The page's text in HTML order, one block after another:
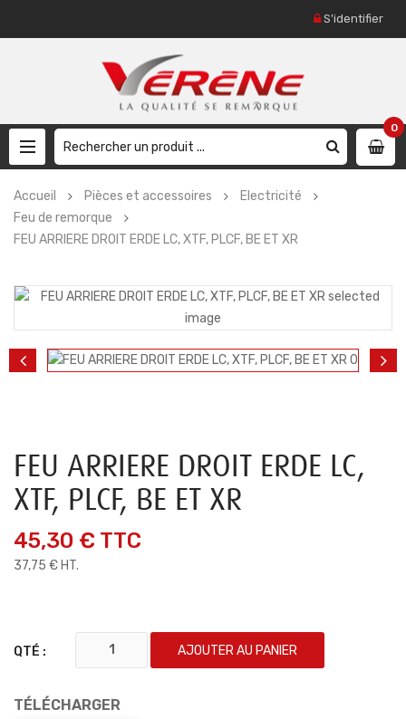
S'identifier
0
Accueil Pièces et accessoires
Electricité
Feu de remorque
FEU ARRIERE DROIT ERDE LC, XTF, PLCF, BE ET XR
FEU ARRIERE DROIT ERDE LC,
XTF, PLCF, BE ET XR
45,30 € TTC
37,75 € HT.
QTÉ : AJOUTER AU PANIER
TÉLÉCHARGER